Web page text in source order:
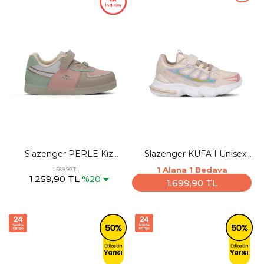
Slazenger PERLE Kız
Çocuk Cırt Cırtlı Bej Sneaker
1.569,90 TL
1.259,90 TL %20
Slazenger KUFA I Unisex
Çocuk Cırt Cırtlı Bej Günlük
Spor Ayakkabısı
1 Alana 1 Bedava
1.699,90 TL